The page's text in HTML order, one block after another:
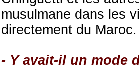
musulmane dans les
directement du Maroc.
- Y avait-il un mode